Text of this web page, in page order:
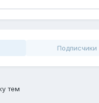
Подписчики
тем